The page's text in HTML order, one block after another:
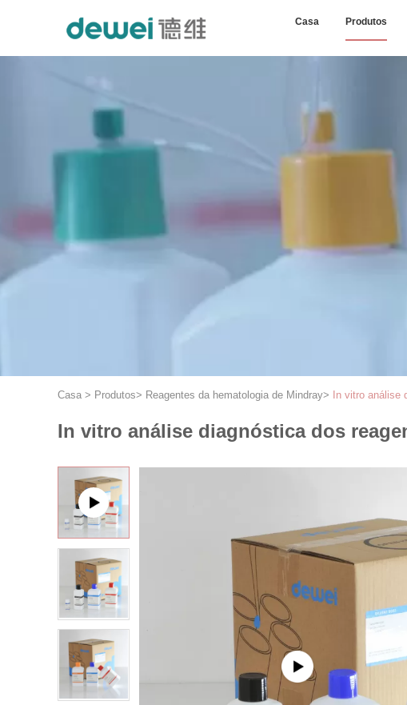
Casa Produtos
Casa > Produtos> Reagentes da hematologia de Mindray> In vitro análise
In vitro análise diagnóstica dos